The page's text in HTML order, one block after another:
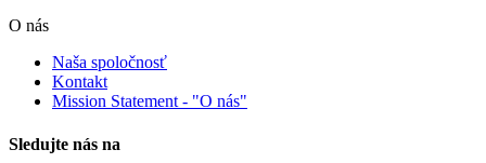
O nás
Naša spoločnosť
Kontakt
Mission Statement - "O nás"
Sledujte nás na